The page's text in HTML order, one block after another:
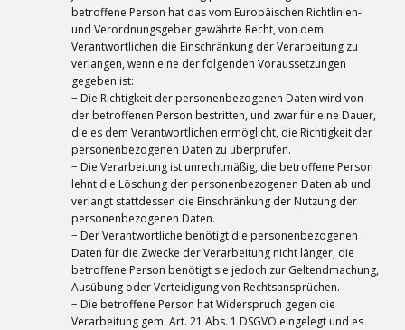
betroffene Person hat das vom Europäischen Richtlinien-
und Verordnungsgeber gewährte Recht, von dem
Verantwortlichen die Einschränkung der Verarbeitung zu
verlangen, wenn eine der folgenden Voraussetzungen
gegeben ist:
− Die Richtigkeit der personenbezogenen Daten wird von
der betroffenen Person bestritten, und zwar für eine Dauer,
die es dem Verantwortlichen ermöglicht, die Richtigkeit der
personenbezogenen Daten zu überprüfen.
− Die Verarbeitung ist unrechtmäßig, die betroffene Person
lehnt die Löschung der personenbezogenen Daten ab und
verlangt stattdessen die Einschränkung der Nutzung der
personenbezogenen Daten.
− Der Verantwortliche benötigt die personenbezogenen
Daten für die Zwecke der Verarbeitung nicht länger, die
betroffene Person benötigt sie jedoch zur Geltendmachung,
Ausübung oder Verteidigung von Rechtsansprüchen.
− Die betroffene Person hat Widerspruch gegen die
Verarbeitung gem. Art. 21 Abs. 1 DSGVO eingelegt und es